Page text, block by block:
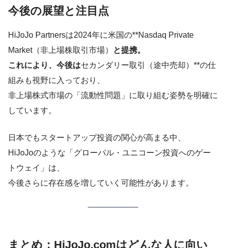
今後の展望と注目点
HiJoJo Partnersは2024年に米国の**Nasdaq Private
Market（非上場株取引市場）
と提携。
これにより、今後はセカンダリー取引（途中売却）**の仕
組みも視野に入っており、
非上場株式市場の「流動性問題」に取り組む姿勢を明確に
しています。
日本でもスタートアップ投資の関心が高まる中、
HiJoJoのような「グローバル・ユニコーン投資へのゲー
トウェイ」は、
今後さらに存在感を増していく可能性があります。
まとめ：HiJoJo.comはどんな人に向い